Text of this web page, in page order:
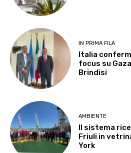
IN PRIMA FILA
Italia
focus su
Brindisi
AMBIENTE
Il sistema
Friuli in
York